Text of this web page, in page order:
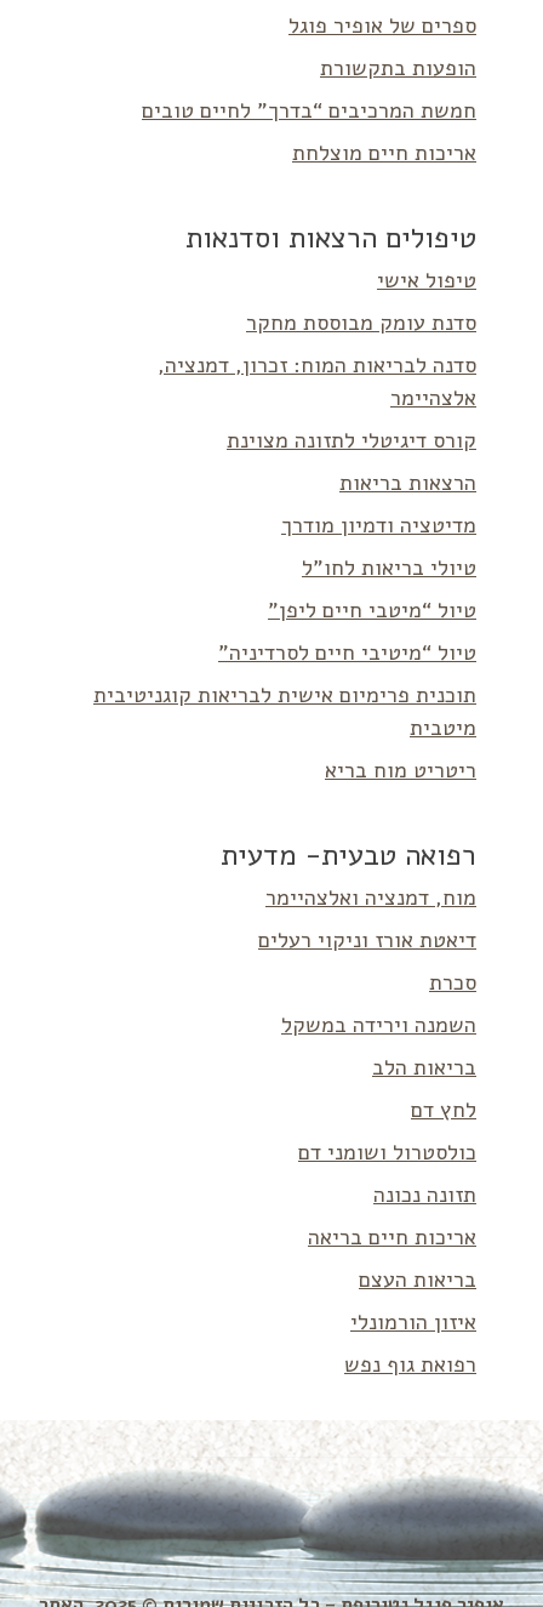
ספרים של אופיר פוגל
הופעות בתקשורת
חמשת המרכיבים “בדרך” לחיים טובים
אריכות חיים מוצלחת
טיפולים הרצאות וסדנאות
טיפול אישי
סדנת עומק מבוססת מחקר
סדנה לבריאות המוח: זכרון, דמנציה,
אלצהיימר
קורס דיגיטלי לתזונה מצוינת
הרצאות בריאות
מדיטציה ודמיון מודרך
טיולי בריאות לחו”ל
טיול “מיטבי חיים ליפן”
טיול “מיטיבי חיים לסרדיניה”
תוכנית פרימיום אישית לבריאות קוגניטיבית
מיטבית
ריטריט מוח בריא
רפואה טבעית- מדעית
מוח, דמנציה ואלצהיימר
דיאטת אורז וניקוי רעלים
סכרת
השמנה וירידה במשקל
בריאות הלב
לחץ דם
כולסטרול ושומני דם
תזונה נכונה
אריכות חיים בריאה
בריאות העצם
איזון הורמונלי
רפואת גוף נפש